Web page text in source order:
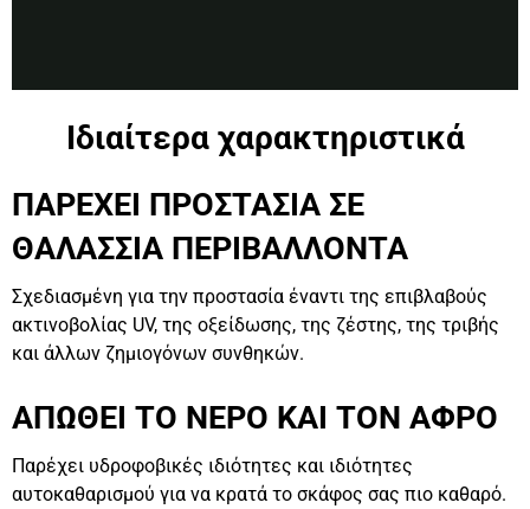
Ιδιαίτερα χαρακτηριστικά
ΠΑΡΕΧΕΙ ΠΡΟΣΤΑΣΙΑ ΣΕ
ΘΑΛΑΣΣΙΑ ΠΕΡΙΒΑΛΛΟΝΤΑ
Σχεδιασμένη για την προστασία έναντι της επιβλαβούς
ακτινοβολίας UV, της οξείδωσης, της ζέστης, της τριβής
και άλλων ζημιογόνων συνθηκών.
ΑΠΩΘΕΙ ΤΟ ΝΕΡΟ ΚΑΙ ΤΟΝ ΑΦΡΟ
Παρέχει υδροφοβικές ιδιότητες και ιδιότητες
αυτοκαθαρισμού για να κρατά το σκάφος σας πιο καθαρό.